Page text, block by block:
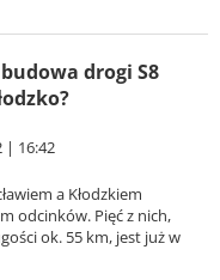
drogi S8
| 16:42
a Kłodzkiem
odcinków. Pięć z nich,
ok. 55 km, jest już w